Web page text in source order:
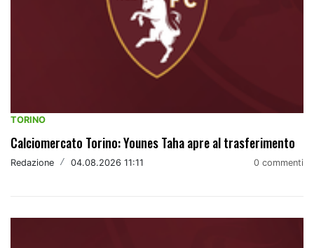
TORINO
Calciomercato Torino: Younes Taha apre al trasferimento
Redazione / 04.08.2026 11:11 0 commenti